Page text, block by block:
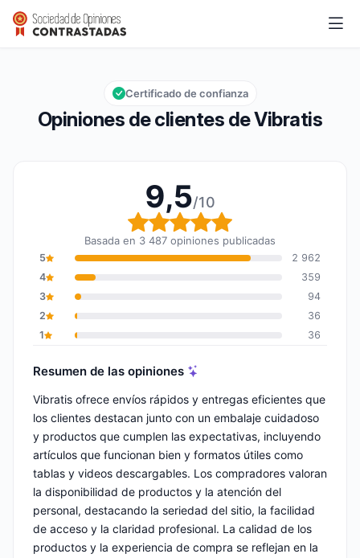
Vibratis
Calificación global: 9,5 de 10
9,5/10
Opiniones de clientes de Vibratis
Certificado de confianza
9,5/10
Calificación global: 9,5
Basada en 3 487 opiniones publicadas
5
2 962
4
359
3
94
2
36
1
36
Resumen de las opiniones
Vibratis ofrece envíos rápidos y entregas eficientes que
los clientes destacan junto con un embalaje cuidadoso
y productos que cumplen las expectativas, incluyendo
artículos que funcionan bien y formatos útiles como
tablas y videos descargables. Los compradores valoran
la disponibilidad de productos y la atención del
personal, destacando la seriedad del sitio, la facilidad
de acceso y la claridad profesional. La calidad de los
productos y la experiencia de compra se reflejan en la